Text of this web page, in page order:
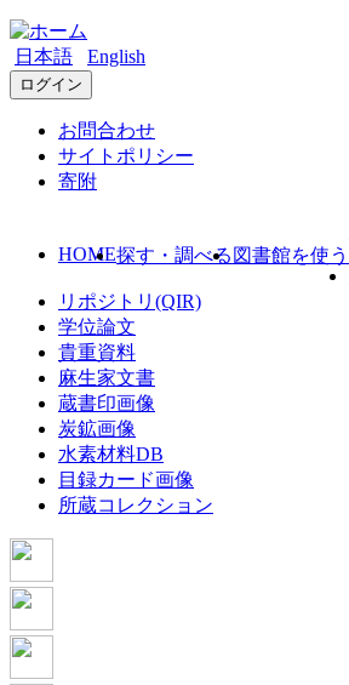
日本語 English
ログイン
お問合わせ
サイトポリシー
寄附
HOME探す・調べる 図書館を使う
リポジトリ(QIR)
学位論文
貴重資料
麻生家文書
蔵書印画像
炭鉱画像
水素材料DB
目録カード画像
所蔵コレクション